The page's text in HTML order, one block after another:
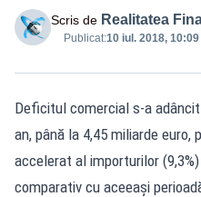
Scris de Realitatea
Publicat:10 iul. 2018, 10:09
Deficitul comercial s-a
an, până la 4,45 miliarde
accelerat al importurilor
comparativ cu aceeași